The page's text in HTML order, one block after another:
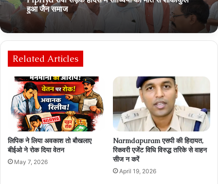
की रिश्वत का आरोप, जनसुनवाई में शिकायत
Related Articles
लिपिक ने लिया अवकाश तो बौखलाए
बीईओ ने रोक दिया वेतन
May 7, 2026
Narmdapuram एसपी की हिदायत,
रिकवरी एजेंट विधि विरुद्ध तरिके से वाहन
सीज न करें
April 19, 2026